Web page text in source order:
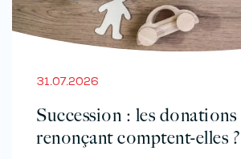
31.07.2026
Succession : les
renonçant comptent-elles ?